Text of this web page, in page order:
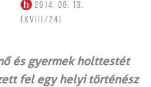
2014. 06. 13.
(XVIII/24)
és gyermek holttestét
fel egy helyi történész